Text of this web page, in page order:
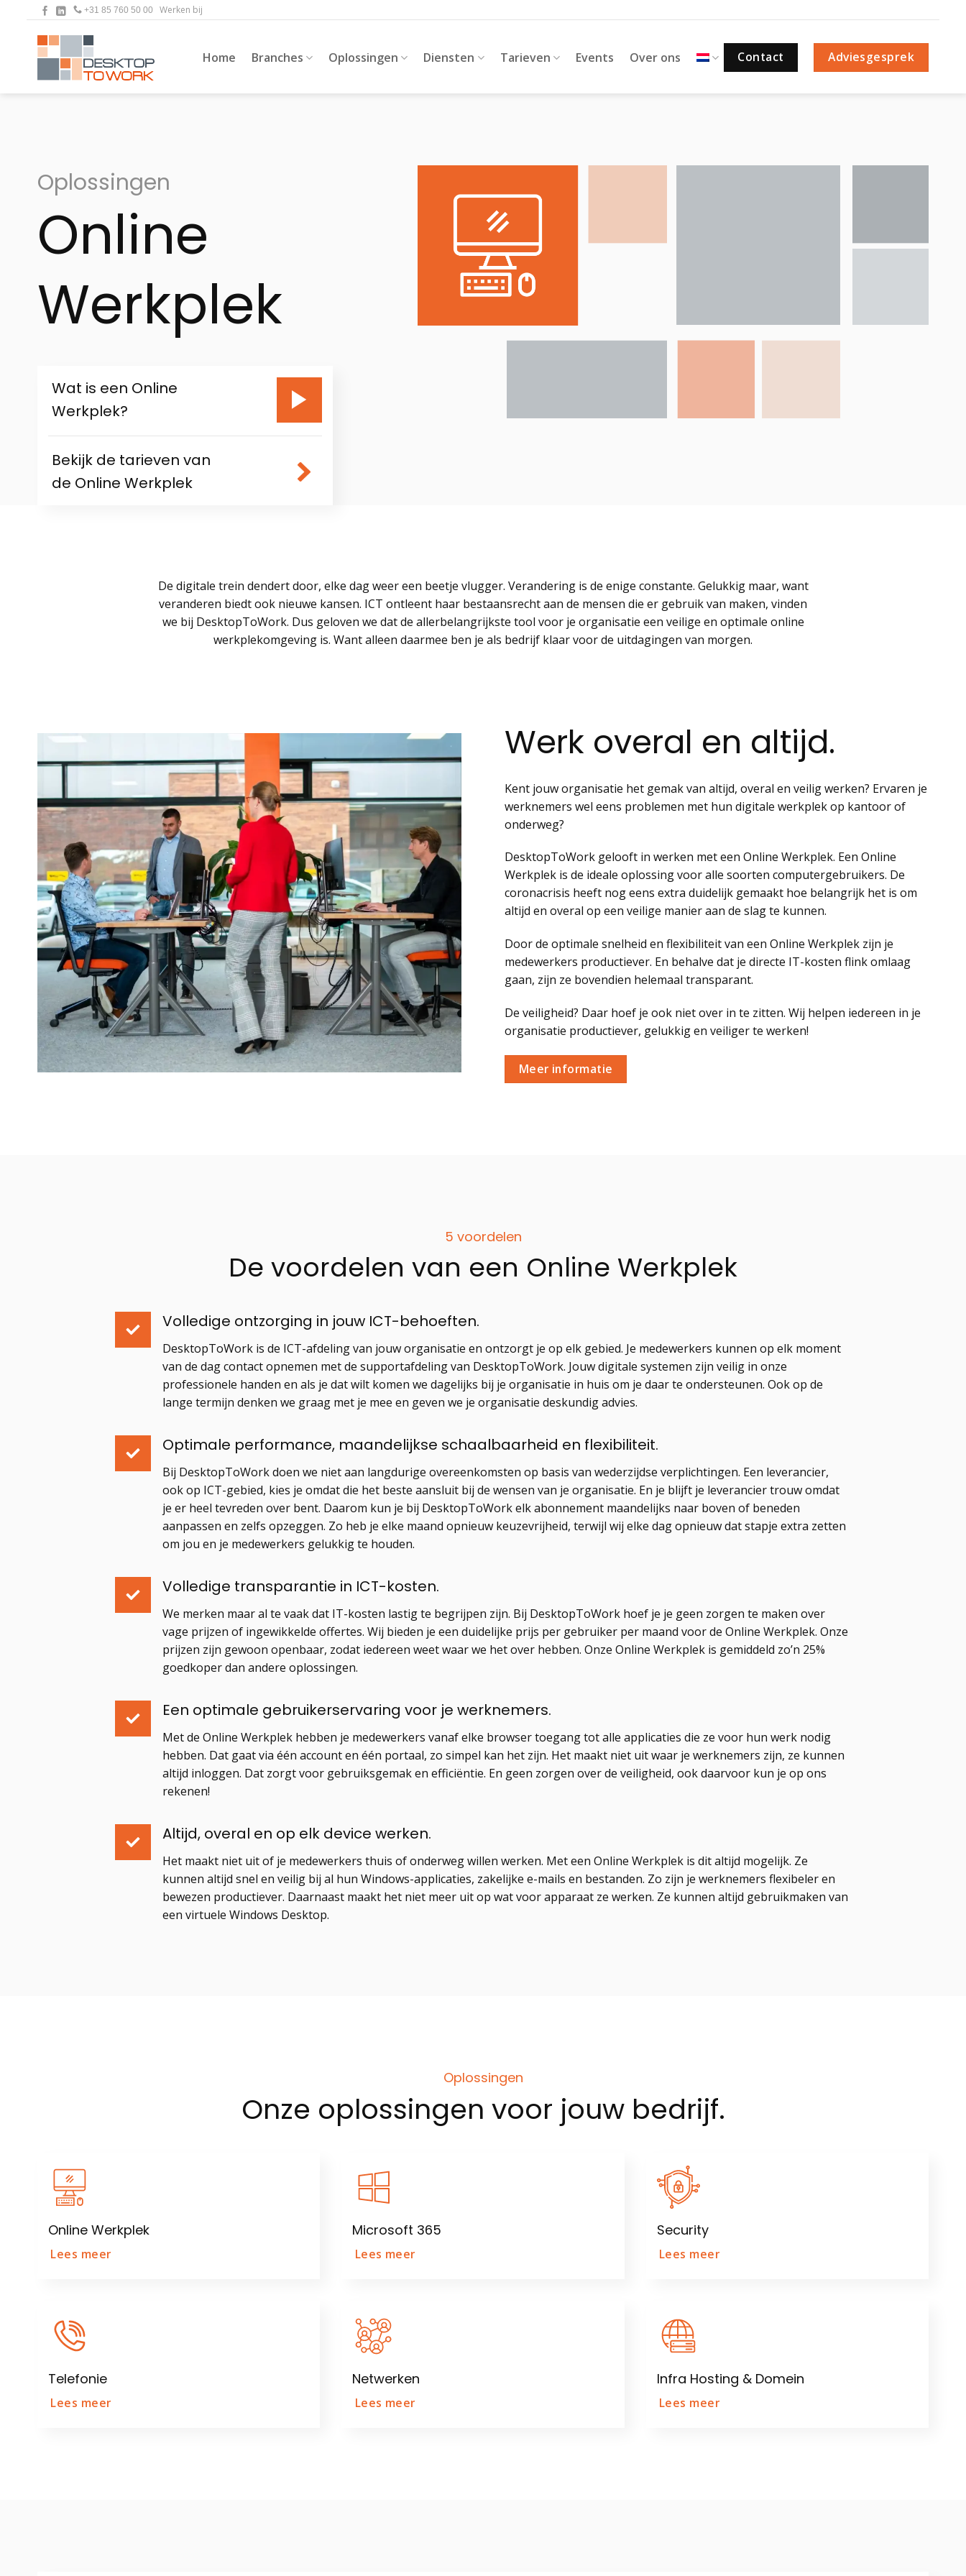
+31 85 760 50 00 Werken bij
Home Branches Oplossingen Diensten Tarieven Events Over ons Contact Adviesgesprek
Oplossingen
Online
Werkplek
Wat is een Online
Werkplek?
Bekijk de tarieven van
de Online Werkplek
De digitale trein dendert door, elke dag weer een beetje vlugger. Verandering is de enige constante. Gelukkig maar, want
veranderen biedt ook nieuwe kansen. ICT ontleent haar bestaansrecht aan de mensen die er gebruik van maken, vinden
we bij DesktopToWork. Dus geloven we dat de allerbelangrijkste tool voor je organisatie een veilige en optimale online
werkplekomgeving is. Want alleen daarmee ben je als bedrijf klaar voor de uitdagingen van morgen.
Werk overal en altijd.
Kent jouw organisatie het gemak van altijd, overal en veilig werken? Ervaren je
werknemers wel eens problemen met hun digitale werkplek op kantoor of
onderweg?
DesktopToWork gelooft in werken met een Online Werkplek. Een Online
Werkplek is de ideale oplossing voor alle soorten computergebruikers. De
coronacrisis heeft nog eens extra duidelijk gemaakt hoe belangrijk het is om
altijd en overal op een veilige manier aan de slag te kunnen.
Door de optimale snelheid en flexibiliteit van een Online Werkplek zijn je
medewerkers productiever. En behalve dat je directe IT-kosten flink omlaag
gaan, zijn ze bovendien helemaal transparant.
De veiligheid? Daar hoef je ook niet over in te zitten. Wij helpen iedereen in je
organisatie productiever, gelukkig en veiliger te werken!
Meer informatie
5 voordelen
De voordelen van een Online Werkplek
Volledige ontzorging in jouw ICT-behoeften.
DesktopToWork is de ICT-afdeling van jouw organisatie en ontzorgt je op elk gebied. Je medewerkers kunnen op elk moment
van de dag contact opnemen met de supportafdeling van DesktopToWork. Jouw digitale systemen zijn veilig in onze
professionele handen en als je dat wilt komen we dagelijks bij je organisatie in huis om je daar te ondersteunen. Ook op de
lange termijn denken we graag met je mee en geven we je organisatie deskundig advies.
Optimale performance, maandelijkse schaalbaarheid en flexibiliteit.
Bij DesktopToWork doen we niet aan langdurige overeenkomsten op basis van wederzijdse verplichtingen. Een leverancier,
ook op ICT-gebied, kies je omdat die het beste aansluit bij de wensen van je organisatie. En je blijft je leverancier trouw omdat
je er heel tevreden over bent. Daarom kun je bij DesktopToWork elk abonnement maandelijks naar boven of beneden
aanpassen en zelfs opzeggen. Zo heb je elke maand opnieuw keuzevrijheid, terwijl wij elke dag opnieuw dat stapje extra zetten
om jou en je medewerkers gelukkig te houden.
Volledige transparantie in ICT-kosten.
We merken maar al te vaak dat IT-kosten lastig te begrijpen zijn. Bij DesktopToWork hoef je je geen zorgen te maken over
vage prijzen of ingewikkelde offertes. Wij bieden je een duidelijke prijs per gebruiker per maand voor de Online Werkplek. Onze
prijzen zijn gewoon openbaar, zodat iedereen weet waar we het over hebben. Onze Online Werkplek is gemiddeld zo’n 25%
goedkoper dan andere oplossingen.
Een optimale gebruikerservaring voor je werknemers.
Met de Online Werkplek hebben je medewerkers vanaf elke browser toegang tot alle applicaties die ze voor hun werk nodig
hebben. Dat gaat via één account en één portaal, zo simpel kan het zijn. Het maakt niet uit waar je werknemers zijn, ze kunnen
altijd inloggen. Dat zorgt voor gebruiksgemak en efficiëntie. En geen zorgen over de veiligheid, ook daarvoor kun je op ons
rekenen!
Altijd, overal en op elk device werken.
Het maakt niet uit of je medewerkers thuis of onderweg willen werken. Met een Online Werkplek is dit altijd mogelijk. Ze
kunnen altijd snel en veilig bij al hun Windows-applicaties, zakelijke e-mails en bestanden. Zo zijn je werknemers flexibeler en
bewezen productiever. Daarnaast maakt het niet meer uit op wat voor apparaat ze werken. Ze kunnen altijd gebruikmaken van
een virtuele Windows Desktop.
Oplossingen
Onze oplossingen voor jouw bedrijf.
Online Werkplek
Lees meer
Microsoft 365
Lees meer
Security
Lees meer
Telefonie
Lees meer
Netwerken
Lees meer
Infra Hosting & Domein
Lees meer